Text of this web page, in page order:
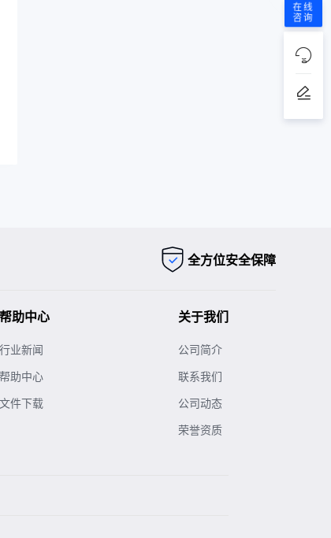
全方位安全保障
帮助中心
行业新闻
帮助中心
文件下载
关于我们
公司简介
联系我们
公司动态
荣誉资质
在线
咨询